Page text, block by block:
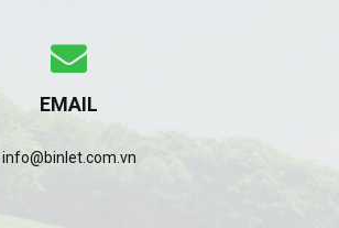
EMAIL
info@binlet.com.vn